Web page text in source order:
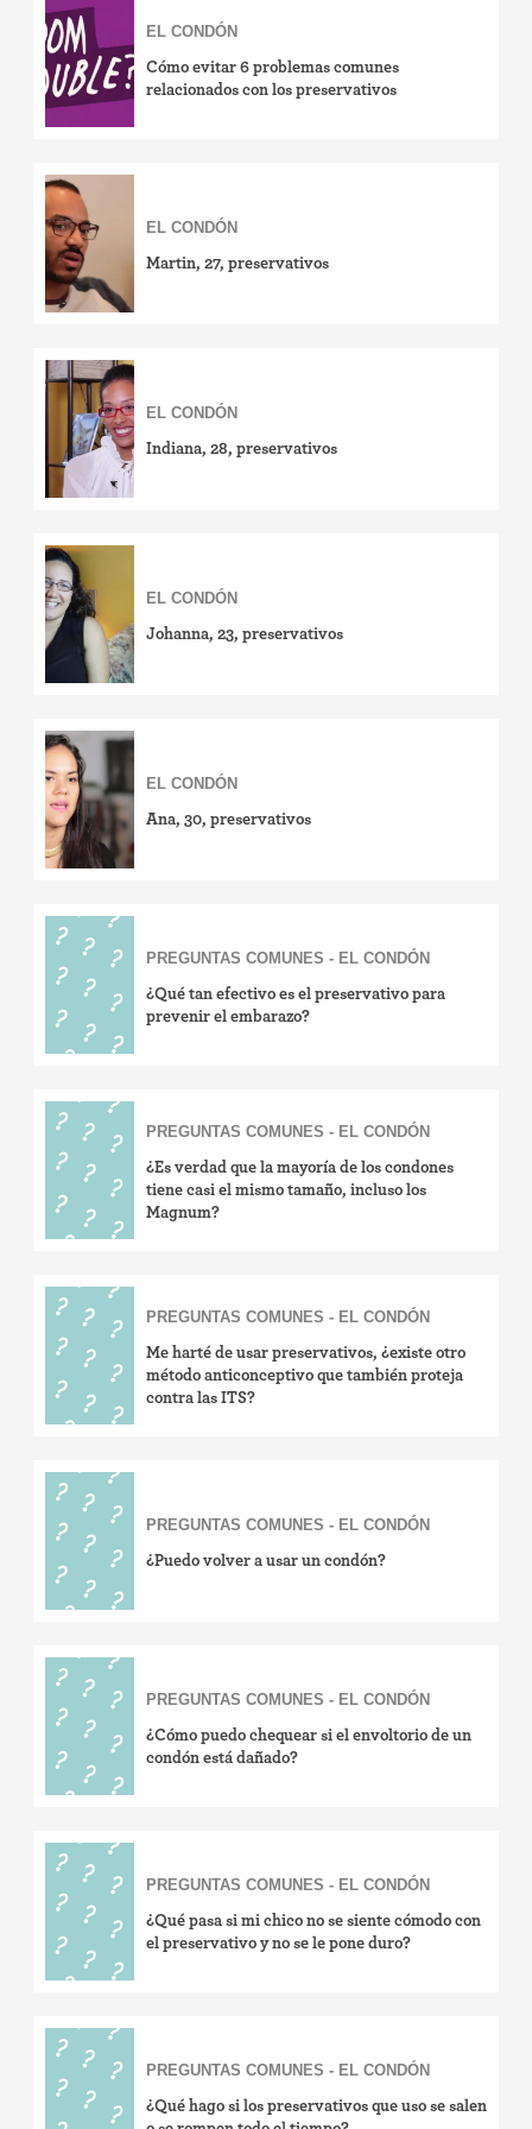
EL CONDÓN
Cómo evitar 6 problemas comunes
relacionados con los preservativos
EL CONDÓN
Martin, 27, preservativos
EL CONDÓN
Indiana, 28, preservativos
EL CONDÓN
Johanna, 23, preservativos
EL CONDÓN
Ana, 30, preservativos
PREGUNTAS COMUNES - EL CONDÓN
¿Qué tan efectivo es el preservativo para
prevenir el embarazo?
PREGUNTAS COMUNES - EL CONDÓN
¿Es verdad que la mayoría de los condones
tiene casi el mismo tamaño, incluso los
Magnum?
PREGUNTAS COMUNES - EL CONDÓN
Me harté de usar preservativos, ¿existe otro
método anticonceptivo que también proteja
contra las ITS?
PREGUNTAS COMUNES - EL CONDÓN
¿Puedo volver a usar un condón?
PREGUNTAS COMUNES - EL CONDÓN
¿Cómo puedo chequear si el envoltorio de un
condón está dañado?
PREGUNTAS COMUNES - EL CONDÓN
¿Qué pasa si mi chico no se siente cómodo con
el preservativo y no se le pone duro?
PREGUNTAS COMUNES - EL CONDÓN
¿Qué hago si los preservativos que uso se salen